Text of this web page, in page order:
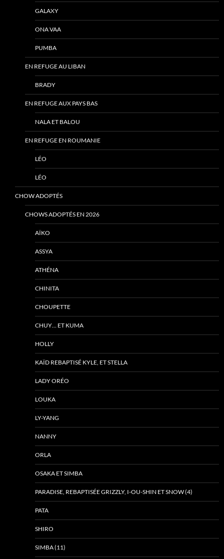
GALAXY
ONA VAA
PUMBA
EN REFUGE AU LIBAN
BRADY
EN REFUGE AUX PAYS BAS
NALA ET BALOU
EN REFUGE EN ROUMANIE
LÉO
LÉO
CHOW ADOPTÉS
CHOWS ADOPTÉS EN 2026
AÏKO
ASSYA
ATHÉNA
CHINITA
CHOUPETTE
CHUY… ET KUMA
HOLLY
KAÏD REBAPTISÉ KYLE, ET STELLA
LADY ORÉO
LOUKA
LY-YANG
NANNY
ORLA
OSAKA ET SIMBA
PARADISE, REBAPTISÉE GRIZZLY, I-OU-SHIN ET SNOW (4)
PATA
SHIRO
SIMBA (11)